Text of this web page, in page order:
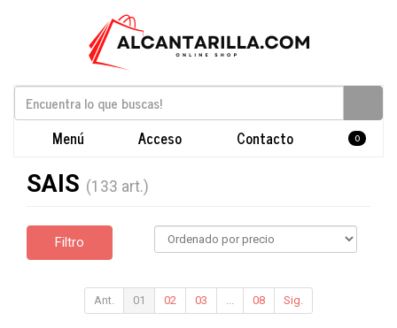
Menú Acceso Contacto 0
SAIS (133 art.)
Filtro
Ant. 01 02 03 08 Sig.